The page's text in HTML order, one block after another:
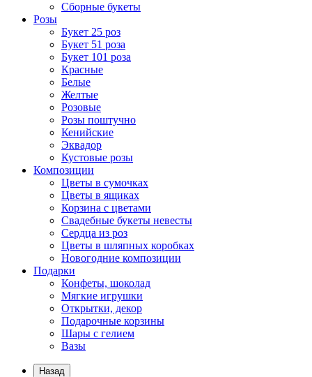
Сборные букеты
Розы
Букет 25 роз
Букет 51 роза
Букет 101 роза
Красные
Белые
Желтые
Розовые
Розы поштучно
Кенийские
Эквадор
Кустовые розы
Композиции
Цветы в сумочках
Цветы в ящиках
Корзина с цветами
Свадебные букеты невесты
Сердца из роз
Цветы в шляпных коробках
Новогодние композиции
Подарки
Конфеты, шоколад
Мягкие игрушки
Открытки, декор
Подарочные корзины
Шары с гелием
Вазы
Назад